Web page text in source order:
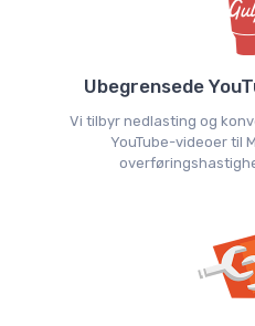
Ubegrensede
Vi tilbyr nedlasting og
YouTube-videoer til